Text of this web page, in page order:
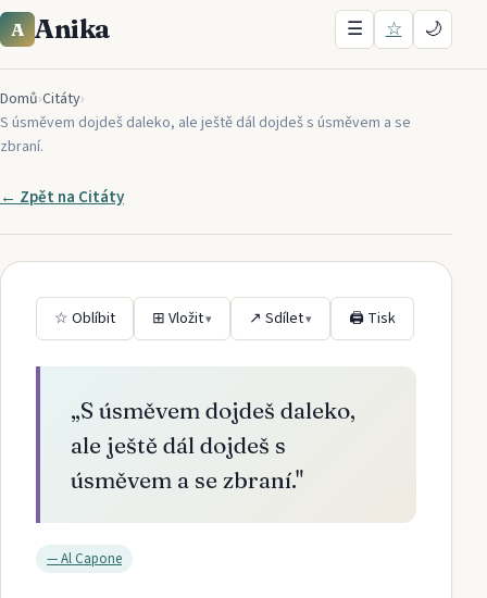
A Anika ☰ ☆ 🌙
Domů›Citáty›
S úsměvem dojdeš daleko, ale ještě dál dojdeš s úsměvem a se
zbraní.
← Zpět na Citáty
☆ Oblíbit ⊞ Vložit▾ ↗ Sdílet▾ 🖨 Tisk
„S úsměvem dojdeš daleko,
ale ještě dál dojdeš s
úsměvem a se zbraní."
—Al Capone